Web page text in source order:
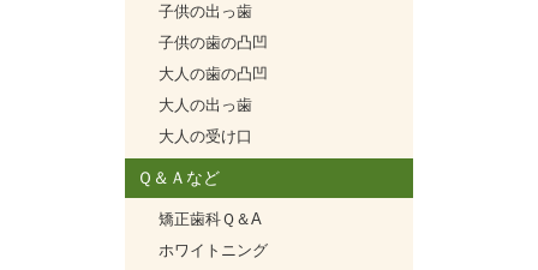
子供の出っ歯
子供の歯の凸凹
大人の歯の凸凹
大人の出っ歯
大人の受け口
Ｑ＆Ａなど
矯正歯科Ｑ＆A
ホワイトニング